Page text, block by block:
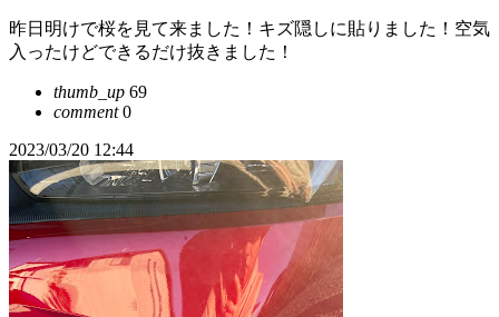
昨日明けで桜を見て来ました！キズ隠しに貼りました！空気
入ったけどできるだけ抜きました！
thumb_up 69
comment0
2023/03/20 12:44